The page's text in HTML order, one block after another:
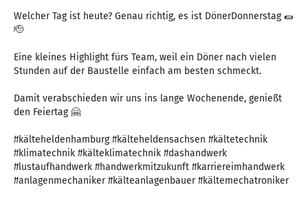
Welcher Tag ist heute? Genau richtig, es ist DönerDonnerstag 🌯
🫡
Eine kleines Highlight fürs Team, weil ein Döner nach vielen
Stunden auf der Baustelle einfach am besten schmeckt.
Damit verabschieden wir uns ins lange Wochenende, genießt
den Feiertag 🤗
#kälteheldenhamburg #kälteheldensachsen #kältetechnik
#klimatechnik #kälteklimatechnik #dashandwerk
#lustaufhandwerk #handwerkmitzukunft #karriereimhandwerk
#anlagenmechaniker #kälteanlagenbauer #kältemechatroniker